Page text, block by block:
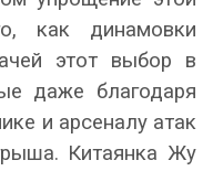
как динамовки
этот выбор в
даже благодаря
и арсеналу атак
Китаянка Жу